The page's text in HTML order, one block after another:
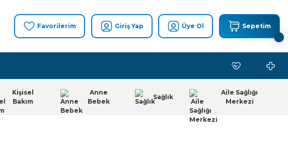
Favorilerim Giriş Yap Üye Ol Sepetim
Kişisel
Bakım
Anne
Bebek
Sağlık
Aile Sağlığı
Merkezi